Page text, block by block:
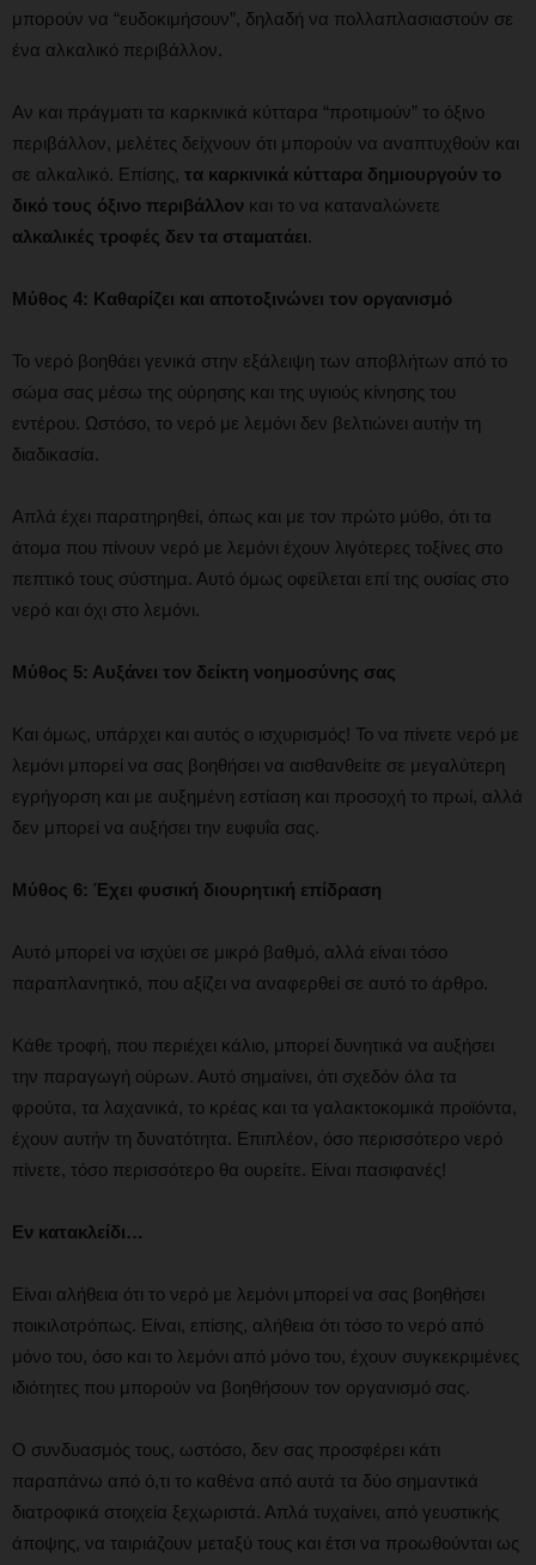
μπορούν να “ευδοκιμήσουν”, δηλαδή να πολλαπλασιαστούν σε
ένα αλκαλικό περιβάλλον.
Αν και πράγματι τα καρκινικά κύτταρα “προτιμούν” το όξινο
περιβάλλον, μελέτες δείχνουν ότι μπορούν να αναπτυχθούν και
σε αλκαλικό. Επίσης, τα καρκινικά κύτταρα δημιουργούν το
δικό τους όξινο περιβάλλον και το να καταναλώνετε
αλκαλικές τροφές δεν τα σταματάει.
Μύθος 4: Καθαρίζει και αποτοξινώνει τον οργανισμό
Το νερό βοηθάει γενικά στην εξάλειψη των αποβλήτων από το
σώμα σας μέσω της ούρησης και της υγιούς κίνησης του
εντέρου. Ωστόσο, το νερό με λεμόνι δεν βελτιώνει αυτήν τη
διαδικασία.
Απλά έχει παρατηρηθεί, όπως και με τον πρώτο μύθο, ότι τα
άτομα που πίνουν νερό με λεμόνι έχουν λιγότερες τοξίνες στο
πεπτικό τους σύστημα. Αυτό όμως οφείλεται επί της ουσίας στο
νερό και όχι στο λεμόνι.
Μύθος 5: Αυξάνει τον δείκτη νοημοσύνης σας
Και όμως, υπάρχει και αυτός ο ισχυρισμός! Το να πίνετε νερό με
λεμόνι μπορεί να σας βοηθήσει να αισθανθείτε σε μεγαλύτερη
εγρήγορση και με αυξημένη εστίαση και προσοχή το πρωί, αλλά
δεν μπορεί να αυξήσει την ευφυΐα σας.
Μύθος 6: Έχει φυσική διουρητική επίδραση
Αυτό μπορεί να ισχύει σε μικρό βαθμό, αλλά είναι τόσο
παραπλανητικό, που αξίζει να αναφερθεί σε αυτό το άρθρο.
Κάθε τροφή, που περιέχει κάλιο, μπορεί δυνητικά να αυξήσει
την παραγωγή ούρων. Αυτό σημαίνει, ότι σχεδόν όλα τα
φρούτα, τα λαχανικά, το κρέας και τα γαλακτοκομικά προϊόντα,
έχουν αυτήν τη δυνατότητα. Επιπλέον, όσο περισσότερο νερό
πίνετε, τόσο περισσότερο θα ουρείτε. Είναι πασιφανές!
Εν κατακλείδι…
Είναι αλήθεια ότι το νερό με λεμόνι μπορεί να σας βοηθήσει
ποικιλοτρόπως. Είναι, επίσης, αλήθεια ότι τόσο το νερό από
μόνο του, όσο και το λεμόνι από μόνο του, έχουν συγκεκριμένες
ιδιότητες που μπορούν να βοηθήσουν τον οργανισμό σας.
Ο συνδυασμός τους, ωστόσο, δεν σας προσφέρει κάτι
παραπάνω από ό,τι το καθένα από αυτά τα δύο σημαντικά
διατροφικά στοιχεία ξεχωριστά. Απλά τυχαίνει, από γευστικής
άποψης, να ταιριάζουν μεταξύ τους και έτσι να προωθούνται ως